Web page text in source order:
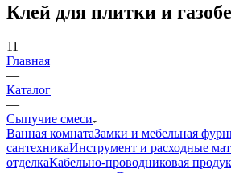
Клей для плитки и
11
Главная
—
Каталог
—
Сыпучие смеси
Ванная комнатаЗамки и мебельная
сантехникаИнструмент и расходные
отделкаКабельно-проводниковая